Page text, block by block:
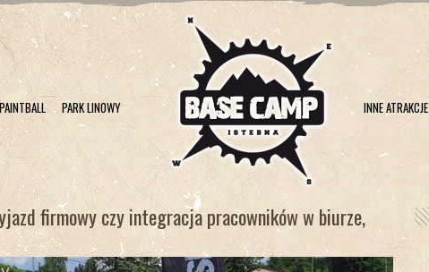
PAINTBALL PARK LINOWY INNE ATRAKCJE
firmowy czy integracja pracowników w biurze,